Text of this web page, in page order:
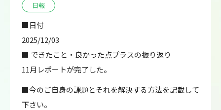
日報
■日付
2025/12/03
■ できたこと・良かった点プラスの振り返り
11月レポートが完了した。
■今のご自身の課題とそれを解決する方法を記載して
下さい。